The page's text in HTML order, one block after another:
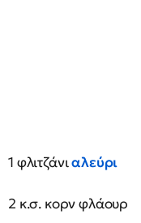
1 φλιτζάνιαλεύρι
2 κ.σ. κορν φλάουρ